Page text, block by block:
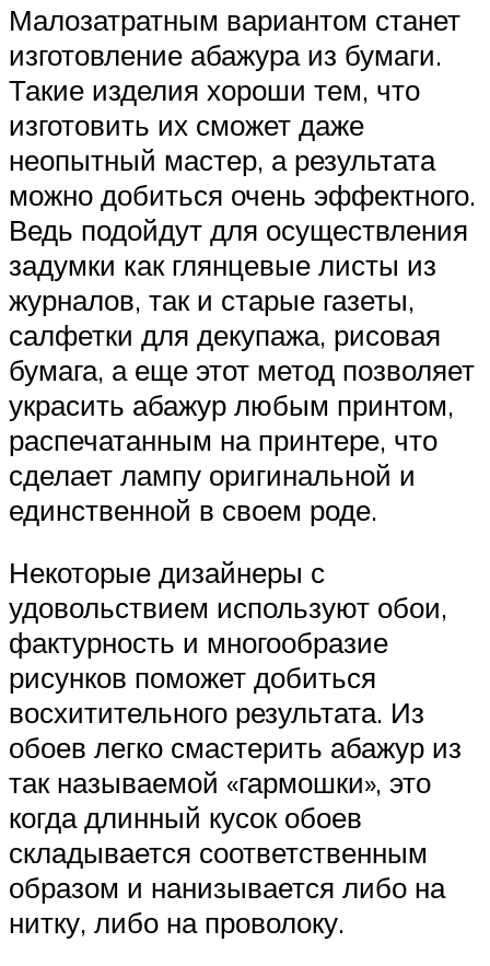
Малозатратным вариантом станет
изготовление абажура из бумаги.
Такие изделия хороши тем, что
изготовить их сможет даже
неопытный мастер, а результата
можно добиться очень эффектного.
Ведь подойдут для осуществления
задумки как глянцевые листы из
журналов, так и старые газеты,
салфетки для декупажа, рисовая
бумага, а еще этот метод позволяет
украсить абажур любым принтом,
распечатанным на принтере, что
сделает лампу оригинальной и
единственной в своем роде.
Некоторые дизайнеры с
удовольствием используют обои,
фактурность и многообразие
рисунков поможет добиться
восхитительного результата. Из
обоев легко смастерить абажур из
так называемой «гармошки», это
когда длинный кусок обоев
складывается соответственным
образом и нанизывается либо на
нитку, либо на проволоку.